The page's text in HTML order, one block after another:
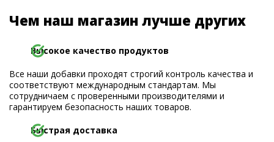
Чем наш магазин лучше других
Высокое качество продуктов
Все наши добавки проходят строгий контроль качества и
соответствуют международным стандартам. Мы
сотрудничаем с проверенными производителями и
гарантируем безопасность наших товаров.
Быстрая доставка